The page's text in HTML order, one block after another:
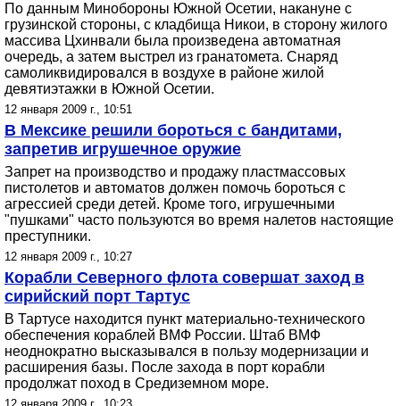
По данным Минобороны Южной Осетии, накануне с
грузинской стороны, с кладбища Никои, в сторону жилого
массива Цхинвали была произведена автоматная
очередь, а затем выстрел из гранатомета. Снаряд
самоликвидировался в воздухе в районе жилой
девятиэтажки в Южной Осетии.
12 января 2009 г., 10:51
В Мексике решили бороться с бандитами,
запретив игрушечное оружие
Запрет на производство и продажу пластмассовых
пистолетов и автоматов должен помочь бороться с
агрессией среди детей. Кроме того, игрушечными
"пушками" часто пользуются во время налетов настоящие
преступники.
12 января 2009 г., 10:27
Корабли Северного флота совершат заход в
сирийский порт Тартус
В Тартусе находится пункт материально-технического
обеспечения кораблей ВМФ России. Штаб ВМФ
неоднократно высказывался в пользу модернизации и
расширения базы. После захода в порт корабли
продолжат поход в Средиземном море.